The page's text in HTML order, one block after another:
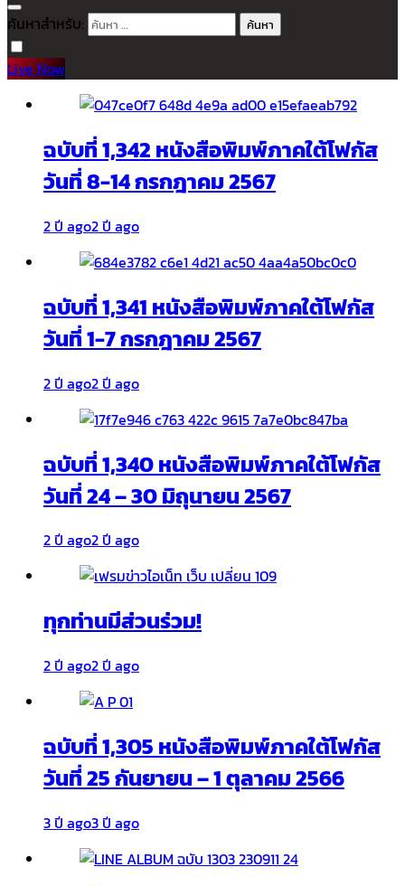
ค้นหาสำหรับ:
Live Now
ฉบับที่ 1,342 หนังสือพิมพ์ภาคใต้โฟกัส
วันที่ 8-14 กรกฎาคม 2567
2 ปี ago2 ปี ago
ฉบับที่ 1,341 หนังสือพิมพ์ภาคใต้โฟกัส
วันที่ 1-7 กรกฎาคม 2567
2 ปี ago2 ปี ago
ฉบับที่ 1,340 หนังสือพิมพ์ภาคใต้โฟกัส
วันที่ 24 – 30 มิถุนายน 2567
2 ปี ago2 ปี ago
ทุกท่านมีส่วนร่วม!
2 ปี ago2 ปี ago
ฉบับที่ 1,305 หนังสือพิมพ์ภาคใต้โฟกัส
วันที่ 25 กันยายน – 1 ตุลาคม 2566
3 ปี ago3 ปี ago